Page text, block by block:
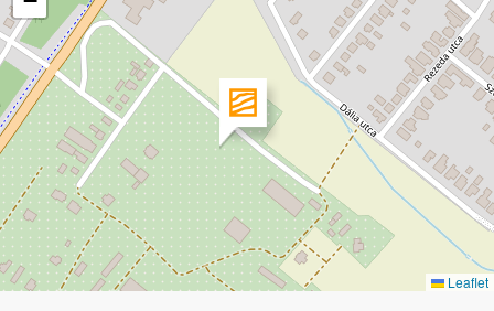
Leaflet